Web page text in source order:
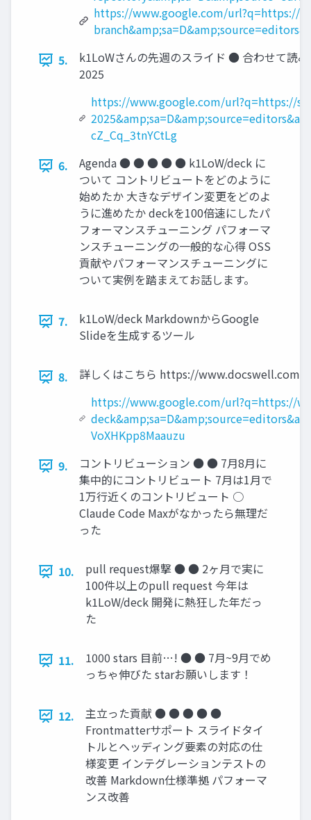
https://www.google.com/url?q=https://
5.
k1LoWさんの先週のスライド ● 合わせて
2025
https://www.google.com/url?q=https://
cZ_Cq_3tnYCtLg
6.
Agenda ● ● ● ● ● k1LoW/deck に
ついて コントリビュートをどのように
始めたか 大きなデザイン変更をどのよ
うに進めたか deckを100倍速にしたパ
フォーマンスチューニング パフォーマ
ンスチューニングの一般的な心得 OSS
貢献やパフォーマンスチューニングに
ついて実例を踏まえてお話します。
7.
k1LoW/deck MarkdownからGoogle
Slideを生成するツール
8.
詳しくはこちら https://www.docswell.com/
https://www.google.com/url?q=https://
VoXHKpp8Maauzu
9.
コントリビューション ● ● 7月8月に
集中的にコントリビュート 7月は1月で
1万行近くのコントリビュート ○
Claude Code Maxがなかったら無理だ
った
10.
pull request爆撃 ● ● 2ヶ月で実に
100件以上のpull request 今年は
k1LoW/deck 開発に熱狂した年だっ
た
11.
1000 stars 目前…! ● ● 7月~9月でめ
っちゃ伸びた starお願いします！
12.
主立った貢献 ● ● ● ● ●
Frontmatterサポート スライドタイ
トルとヘッディング要素の対応の仕
様変更 インテグレーションテストの
改善 Markdown仕様準拠 パフォーマ
ンス改善